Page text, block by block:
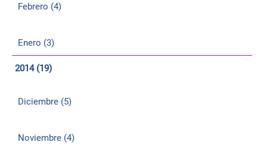
Febrero (4)
Enero (3)
2014 (19)
Diciembre (5)
Noviembre (4)